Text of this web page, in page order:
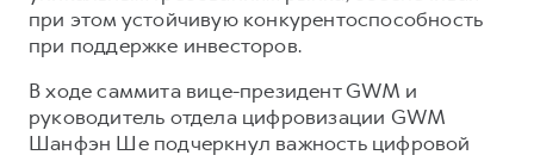
при этом устойчивую конкурентоспособность
при поддержке инвесторов.
В ходе саммита вице-президент GWM и
руководитель отдела цифровизации GWM
Шанфэн Ше подчеркнул важность цифровой